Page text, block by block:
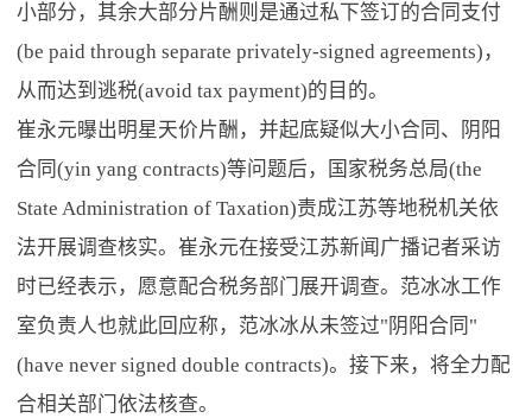
小部分，其余大部分片酬则是通过私下签订的合同支付
(be paid through separate privately-signed agreements)，
从而达到逃税(avoid tax payment)的目的。
崔永元曝出明星天价片酬，并起底疑似大小合同、阴阳
合同(yin yang contracts)等问题后，国家税务总局(the
State Administration of Taxation)责成江苏等地税机关依
法开展调查核实。崔永元在接受江苏新闻广播记者采访
时已经表示，愿意配合税务部门展开调查。范冰冰工作
室负责人也就此回应称，范冰冰从未签过"阴阳合同"
(have never signed double contracts)。接下来，将全力配
合相关部门依法核查。